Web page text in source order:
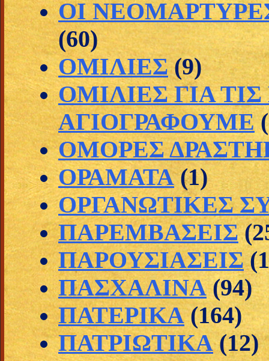
ΟΙ
(60)
ΟΜΙΛΙΕΣ (9)
ΟΜΙΛΙΕΣ ΓΙΑ
ΑΓΙΟΓΡΑΦΟΥΜΕ
ΟΜΟΡΕΣ
ΟΡΑΜΑΤΑ (1)
ΟΡΓΑΝΩΤΙΚΕΣ
ΠΑΡΕΜΒΑΣΕΙΣ
ΠΑΡΟΥΣΙΑΣΕΙΣ
ΠΑΣΧΑΛΙΝΑ (94)
ΠΑΤΕΡΙΚΑ (164)
ΠΑΤΡΙΩΤΙΚΑ (12)